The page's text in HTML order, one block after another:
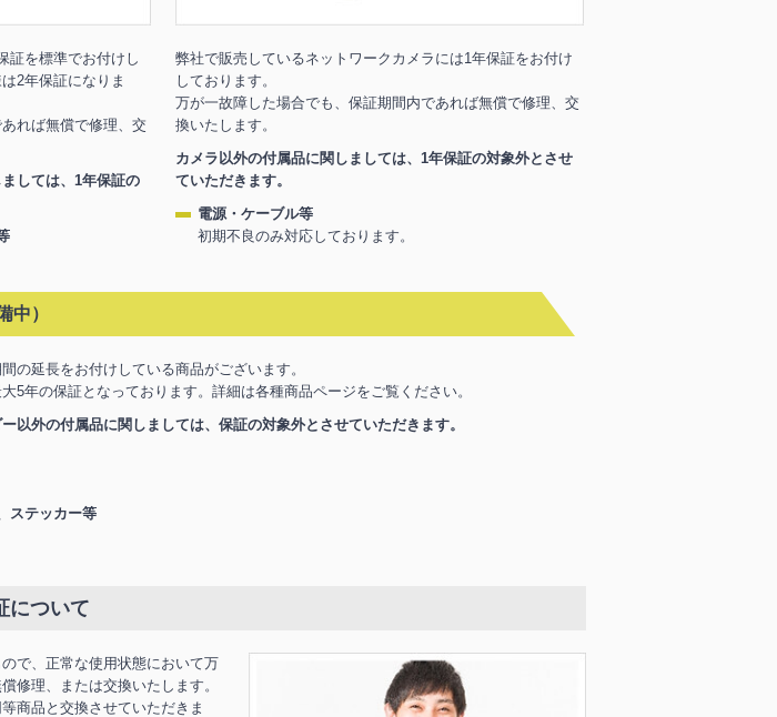
証を標準でお付けし
2年保証になりま
れば無償で修理、交
しては、1年保証の
弊社で販売しているネットワークカメラには1年保証をお付け
しております。
万が一故障した場合でも、保証期間内であれば無償で修理、交
換いたします。
カメラ以外の付属品に関しましては、1年保証の対象外とさせ
ていただきます。
電源・ケーブル等
初期不良のみ対応しております。
中）
の延長をお付けしている商品がございます。
5年の保証となっております。詳細は各種商品ページをご覧ください。
以外の付属品に関しましては、保証の対象外とさせていただきます。
ステッカー等
について
で、正常な使用状態において万
修理、または交換いたします。
商品と交換させていただきま